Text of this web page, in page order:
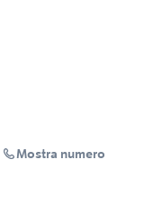
Mostra numero